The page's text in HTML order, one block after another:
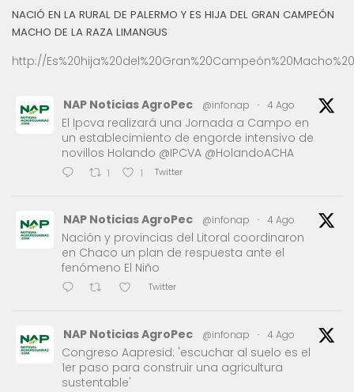
NACIÓ EN LA RURAL DE PALERMO Y ES HIJA DEL GRAN CAMPEÓN
MACHO DE LA RAZA LIMANGUS
http://
NAP Noticias AgroPec @infonap · 4 Ago
El Ipcva realizará una Jornada a Campo en
un establecimiento de engorde intensivo de
novillos Holando @IPCVA @HolandoACHA
1 1 Twitter
NAP Noticias AgroPec @infonap · 4 Ago
Nación y provincias del Litoral coordinaron
en Chaco un plan de respuesta ante el
fenómeno El Niño
Twitter
NAP Noticias AgroPec @infonap · 4 Ago
Congreso Aapresid: 'escuchar al suelo es el
1er paso para construir una agricultura
sustentable'